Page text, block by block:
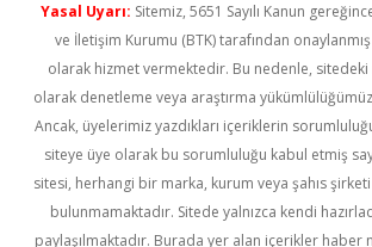
Yasal Uyarı: Sitemiz, 5651 Sayılı Kanun
ve İletişim Kurumu (BTK) tarafından onaylanmış
olarak hizmet vermektedir. Bu nedenle,
olarak denetleme veya araştırma
Ancak, üyelerimiz yazdıkları içeriklerin
siteye üye olarak bu sorumluluğu kabul etmiş
sitesi, herhangi bir marka, kurum veya şahıs
bulunmamaktadır. Sitede yalnızca kendi
paylaşılmaktadır. Burada yer alan içerikler haber